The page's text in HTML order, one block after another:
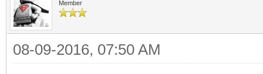
Member
08-09-2016, 07:50 AM